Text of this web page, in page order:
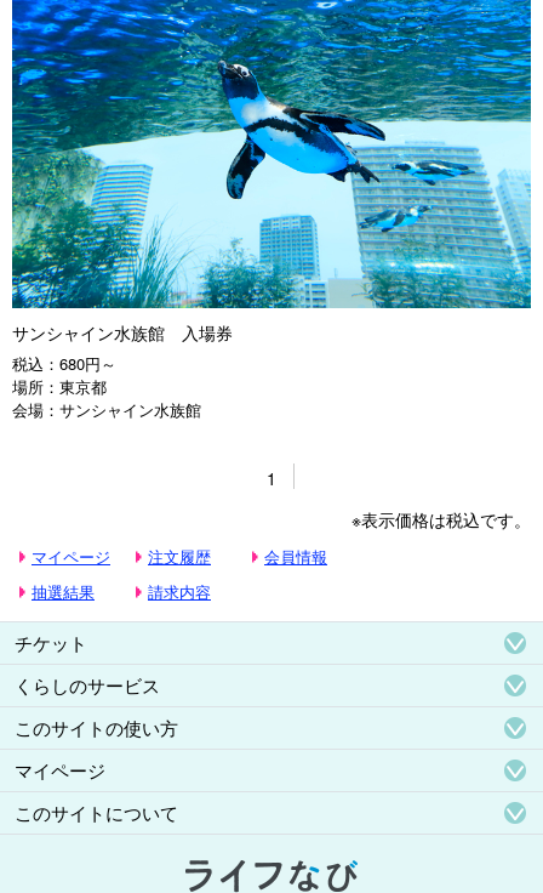
サンシャイン水族館 入場券
税込： 680円～
場所： 東京都
会場： サンシャイン水族館
1
※表示価格は税込です。
マイページ 注文履歴
会員情報
抽選結果
請求内容
チケット
くらしのサービス
このサイトの使い方
マイページ
このサイトについて